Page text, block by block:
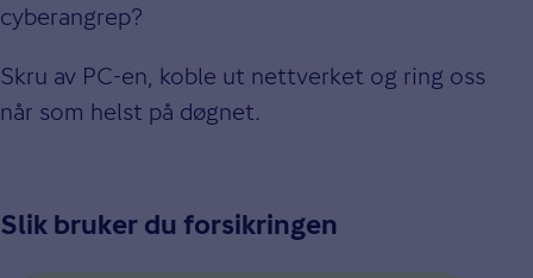
cyberangrep?
Skru av PC-en, koble ut nettverket og ring oss
når som helst på døgnet.
Slik bruker du forsikringen